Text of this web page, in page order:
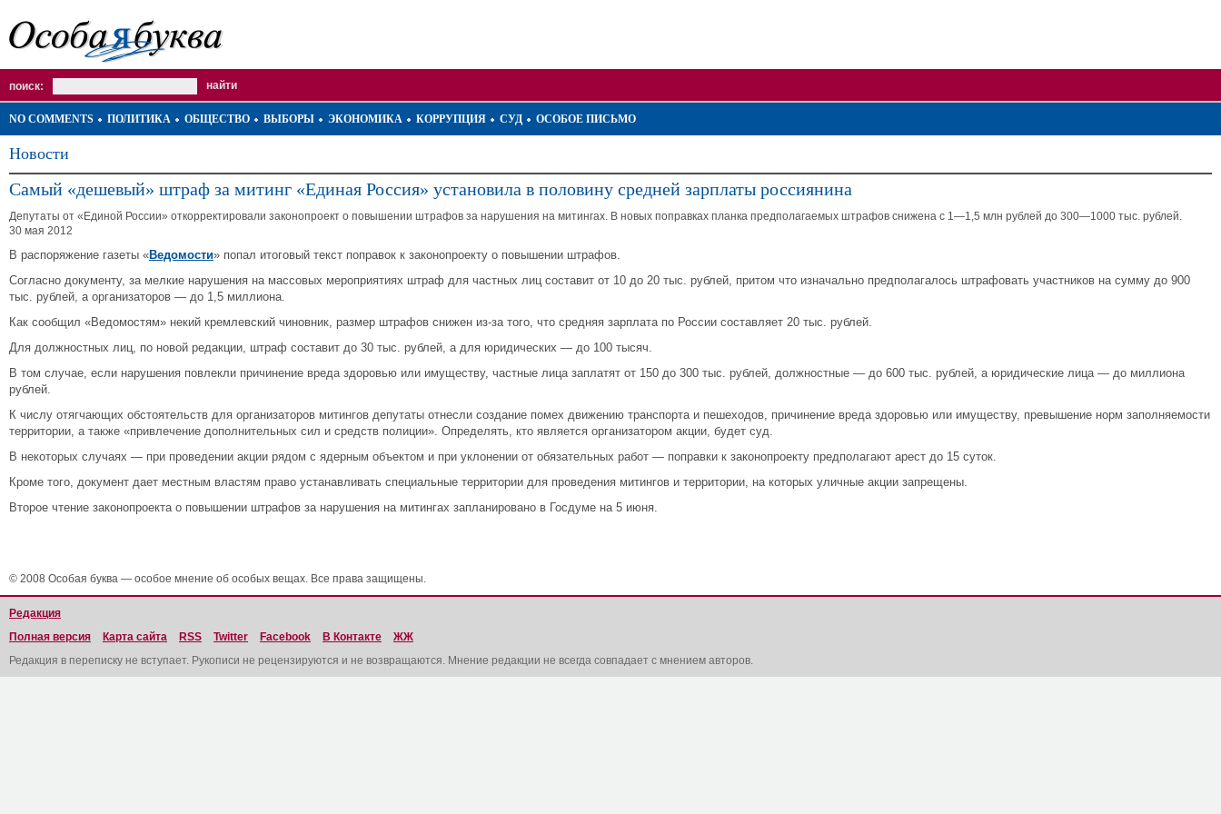
поиск:
NO COMMENTS ПОЛИТИКА ОБЩЕСТВО ВЫБОРЫ ЭКОНОМИКА КОРРУПЦИЯ СУД ОСОБОЕ ПИСЬМО
Новости
Самый «дешевый» штраф за митинг «Единая Россия» установила в половину средней зарплаты россиянина
Депутаты от «Единой России» откорректировали законопроект о повышении штрафов за нарушения на митингах. В новых поправках планка предполагаемых штрафов снижена с 1—1,5 млн рублей до 300—1000 тыс. рублей.
30 мая 2012
В распоряжение газеты «Ведомости» попал итоговый текст поправок к законопроекту о повышении штрафов.
Согласно документу, за мелкие нарушения на массовых мероприятиях штраф для частных лиц составит от 10 до 20 тыс. рублей, притом что изначально предполагалось штрафовать участников на сумму до 900
тыс. рублей, а организаторов — до 1,5 миллиона.
Как сообщил «Ведомостям» некий кремлевский чиновник, размер штрафов снижен из-за того, что средняя зарплата по России составляет 20 тыс. рублей.
Для должностных лиц, по новой редакции, штраф составит до 30 тыс. рублей, а для юридических — до 100 тысяч.
В том случае, если нарушения повлекли причинение вреда здоровью или имуществу, частные лица заплатят от 150 до 300 тыс. рублей, должностные — до 600 тыс. рублей, а юридические лица — до миллиона
рублей.
К числу отягчающих обстоятельств для организаторов митингов депутаты отнесли создание помех движению транспорта и пешеходов, причинение вреда здоровью или имуществу, превышение норм заполняемости
территории, а также «привлечение дополнительных сил и средств полиции». Определять, кто является организатором акции, будет суд.
В некоторых случаях — при проведении акции рядом с ядерным объектом и при уклонении от обязательных работ — поправки к законопроекту предполагают арест до 15 суток.
Кроме того, документ дает местным властям право устанавливать специальные территории для проведения митингов и территории, на которых уличные акции запрещены.
Второе чтение законопроекта о повышении штрафов за нарушения на митингах запланировано в Госдуме на 5 июня.
© 2008 Особая буква — особое мнение об особых вещах. Все права защищены.
Редакция
Полная версия
Карта сайта RSS Twitter Facebook В Контакте
ЖЖ
Редакция в переписку не вступает. Рукописи не рецензируются и не возвращаются. Мнение редакции не всегда совпадает с мнением авторов.